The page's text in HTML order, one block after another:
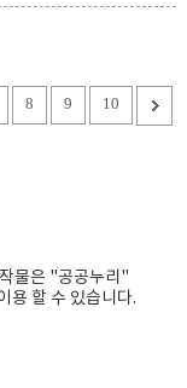
관제와 상시 모니터링
8 9 10
물은 "공공누리"
용 할 수 있습니다.